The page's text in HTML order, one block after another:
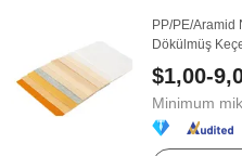
PP/PE/Aramid
Dökülmüş
$1,00-
Minimum